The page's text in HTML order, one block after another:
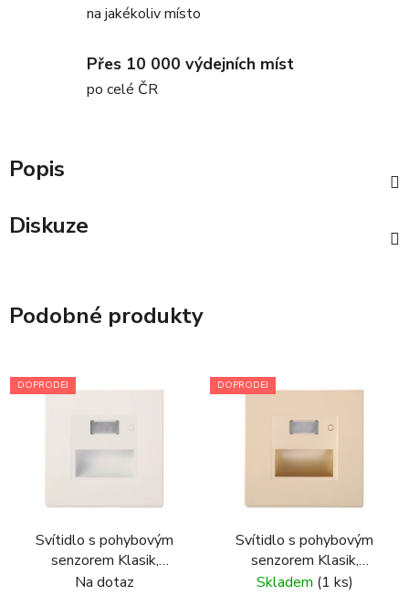
na jakékoliv místo
Přes 10 000 výdejních míst
po celé ČR
Popis
Diskuze
Podobné produkty
DOPRODEJ
Svítidlo s pohybovým
senzorem Klasik,
plastový rámeček, bílá
Na dotaz
DOPRODEJ
Svítidlo s pohybovým
senzorem Klasik,
plastový rámeček, zlatá
Skladem (1 ks)